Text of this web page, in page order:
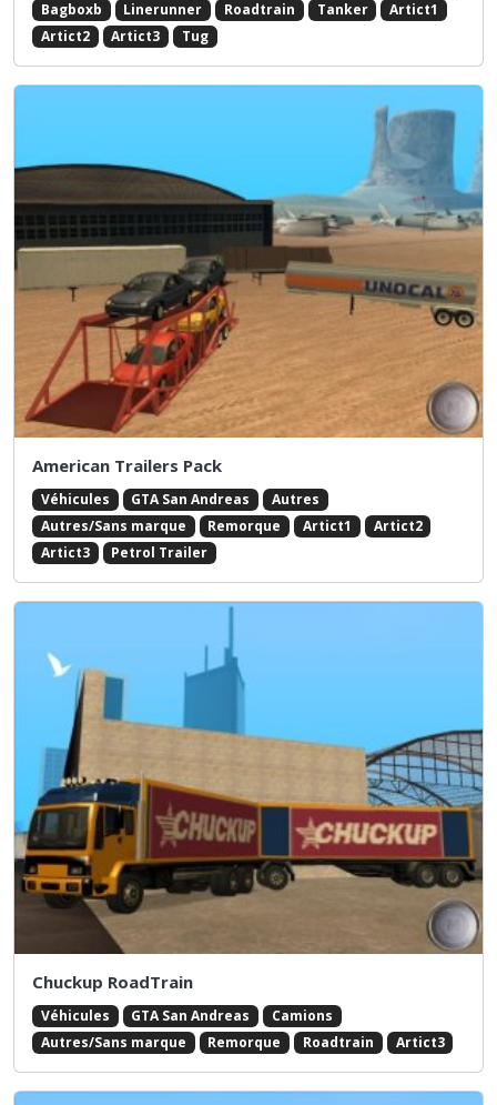
Bagboxb
Linerunner Roadtrain Tanker
Artict1
Artict2
Artict3 Tug
American Trailers Pack
Véhicules GTA San Andreas
Autres
Autres/Sans marque
Remorque Artict1
Artict2
Artict3
Petrol Trailer
Chuckup RoadTrain
Véhicules GTA San Andreas
Camions
Autres/Sans marque
Remorque Roadtrain Artict3